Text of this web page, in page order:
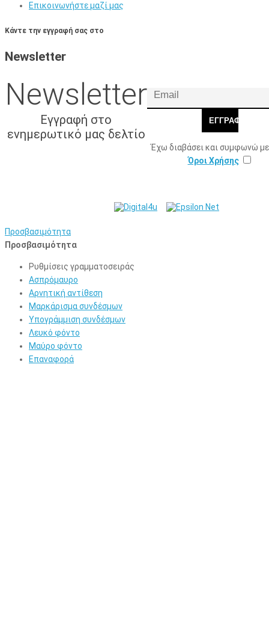
Επικοινωνήστε μαζί μας
Κάντε την εγγραφή σας στο
Newsletter
Newsletter
Εγγραφή στο
ενημερωτικό μας δελτίο
ΕΓΓΡΑΦΉ
Έχω διαβάσει και συμφωνώ
Όροι Χρήσης
Προσβασιμότητα
Προσβασιμότητα
Ρυθμίσεις γραμματοσειράς
Ασπρόμαυρο
Αρνητική αντίθεση
Μαρκάρισμα συνδέσμων
Υπογράμμιση συνδέσμων
Λευκό φόντο
Μαύρο φόντο
Επαναφορά